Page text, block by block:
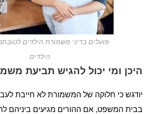
פועלים בדיני משמורת הילדים
הילדים
היכן ומי יכול להגיש תביעת
יודגש כי חלוקה של המשמורת לא חייבת
בבית המשפט, אם ההורים מגיעים ביניהם